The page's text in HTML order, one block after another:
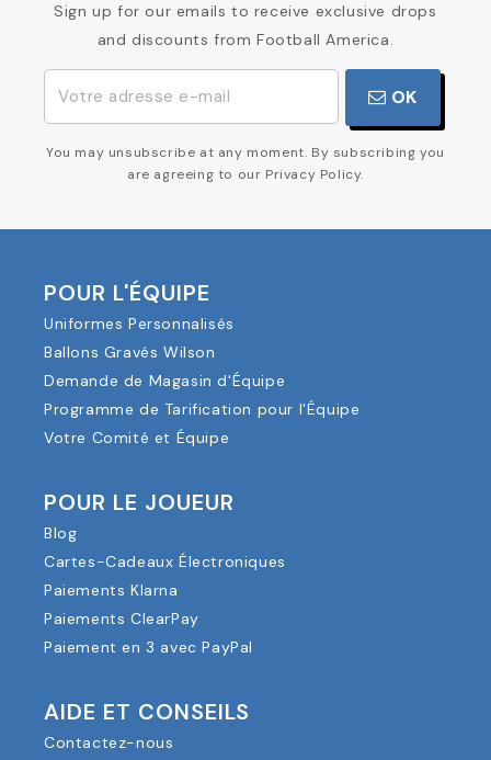
Sign up for our emails to receive exclusive drops
and discounts from Football America.
OK
You may unsubscribe at any moment. By subscribing you
are agreeing to our Privacy Policy.
POUR L'ÉQUIPE
Uniformes Personnalisés
Ballons Gravés Wilson
Demande de Magasin d'Équipe
Programme de Tarification pour l'Équipe
Votre Comité et Équipe
POUR LE JOUEUR
Blog
Cartes-Cadeaux Électroniques
Paiements Klarna
Paiements ClearPay
Paiement en 3 avec PayPal
AIDE ET CONSEILS
Contactez-nous